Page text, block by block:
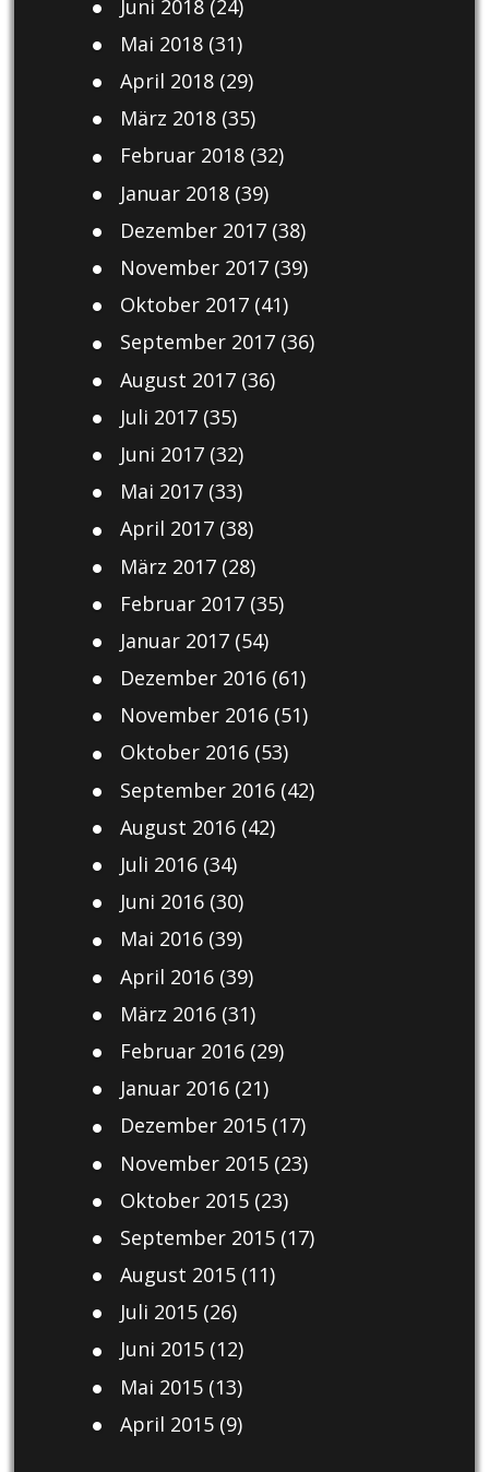
Juni 2018(24)
Mai 2018(31)
April 2018(29)
März 2018(35)
Februar 2018(32)
Januar 2018(39)
Dezember 2017(38)
November 2017(39)
Oktober 2017(41)
September 2017(36)
August 2017(36)
Juli 2017(35)
Juni 2017(32)
Mai 2017(33)
April 2017(38)
März 2017(28)
Februar 2017(35)
Januar 2017(54)
Dezember 2016(61)
November 2016(51)
Oktober 2016(53)
September 2016(42)
August 2016(42)
Juli 2016(34)
Juni 2016(30)
Mai 2016(39)
April 2016(39)
März 2016(31)
Februar 2016(29)
Januar 2016(21)
Dezember 2015(17)
November 2015(23)
Oktober 2015(23)
September 2015(17)
August 2015(11)
Juli 2015(26)
Juni 2015(12)
Mai 2015(13)
April 2015(9)